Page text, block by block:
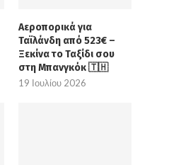
Αεροπορικά για
Ταϊλάνδη από 523€ –
Ξεκίνα το Ταξίδι σου
στη Μπανγκόκ 🇹🇭
19 Ιουλίου 2026